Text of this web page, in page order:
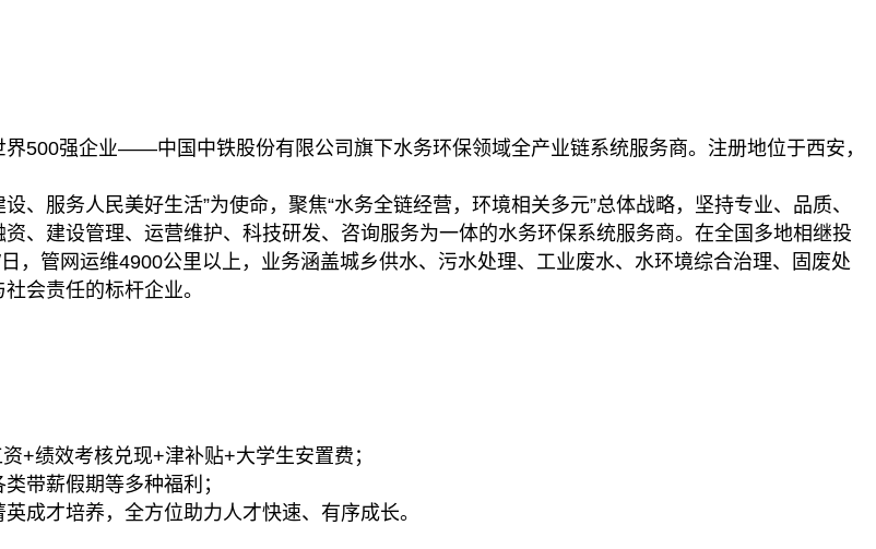
500强企业——中国中铁股份有限公司旗下水务环保领域全产业链系统服务商。注册地位于西安，
、服务人民美好生活”为使命，聚焦“水务全链经营，环境相关多元”总体战略，坚持专业、品质、
、建设管理、运营维护、科技研发、咨询服务为一体的水务环保系统服务商。在全国多地相继投
，管网运维4900公里以上，业务涵盖城乡供水、污水处理、工业废水、水环境综合治理、固废处
会责任的标杆企业。
+绩效考核兑现+津补贴+大学生安置费；
带薪假期等多种福利；
成才培养，全方位助力人才快速、有序成长。